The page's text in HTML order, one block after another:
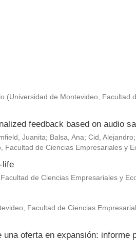
(Universidad de Montevideo, Facultad
feedback based on audio
Juanita; Balsa, Ana; Cid, Alejandro;
Facultad de Ciencias Empresariales y
life
de Ciencias Empresariales y
Facultad de Ciencias
oferta en expansión: informe